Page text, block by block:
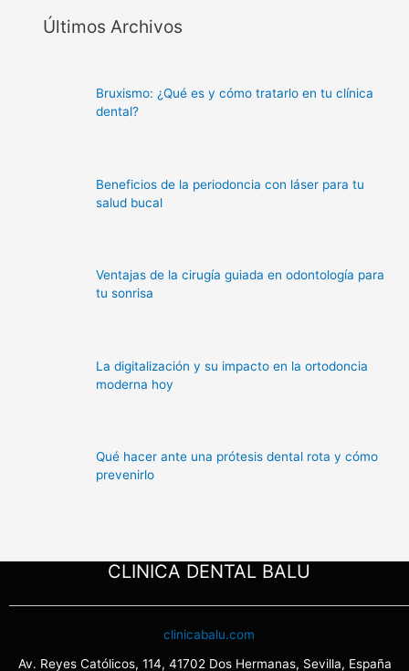
Últimos Archivos
Bruxismo: ¿Qué es y cómo tratarlo en tu clínica
dental?
Beneficios de la periodoncia con láser para tu
salud bucal
Ventajas de la cirugía guiada en odontología para
tu sonrisa
La digitalización y su impacto en la ortodoncia
moderna hoy
Qué hacer ante una prótesis dental rota y cómo
prevenirlo
CLINICA DENTAL BALU
clinicabalu.com
Av. Reyes Católicos, 114, 41702 Dos Hermanas, Sevilla, España